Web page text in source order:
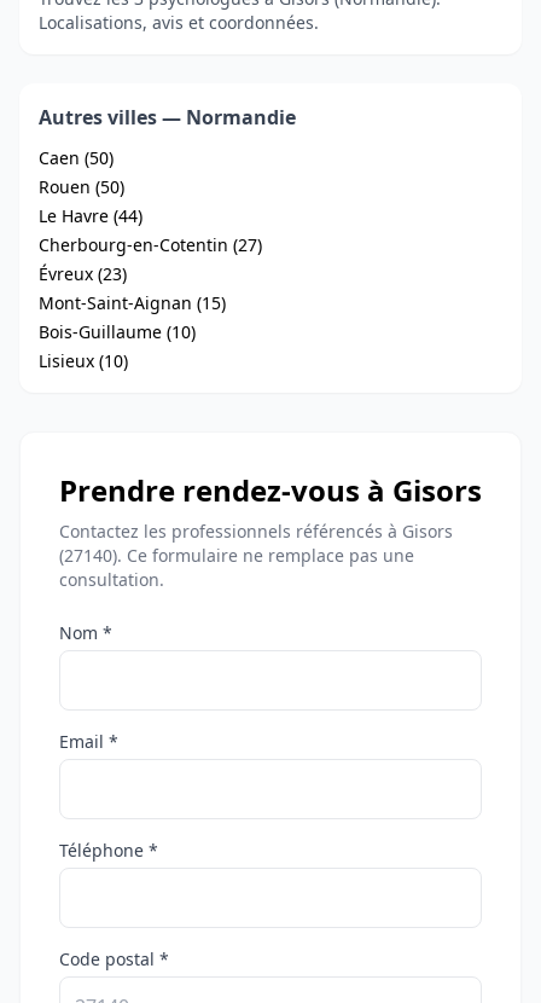
Localisations, avis et coordonnées.
Autres villes — Normandie
Caen (50)
Rouen (50)
Le Havre (44)
Cherbourg-en-Cotentin (27)
Évreux (23)
Mont-Saint-Aignan (15)
Bois-Guillaume (10)
Lisieux (10)
Prendre rendez-vous à Gisors
Contactez les professionnels référencés à Gisors
(27140). Ce formulaire ne remplace pas une
consultation.
Nom *
Email *
Téléphone *
Code postal *